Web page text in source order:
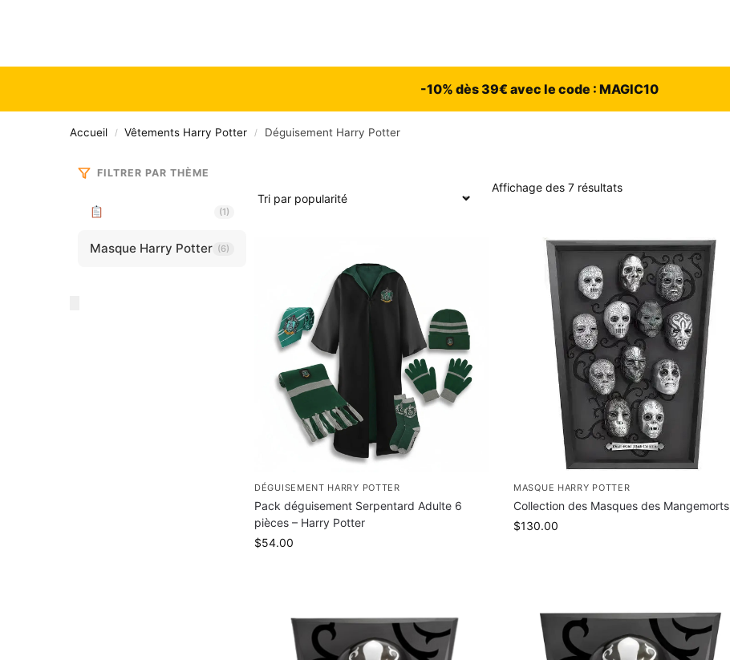
-10% dès 39€ avec le code : MAGIC10
Accueil / Vêtements Harry Potter / Déguisement Harry Potter
Affichage des 7 résultats
DÉGUISEMENT HARRY POTTER
Pack déguisement Serpentard Adulte 6
pièces – Harry Potter
$54.00
MASQUE HARRY POTTER
Collection des Masques des Mangemorts
$130.00
FILTRER PAR THÈME
(1)
Masque Harry Potter (6)